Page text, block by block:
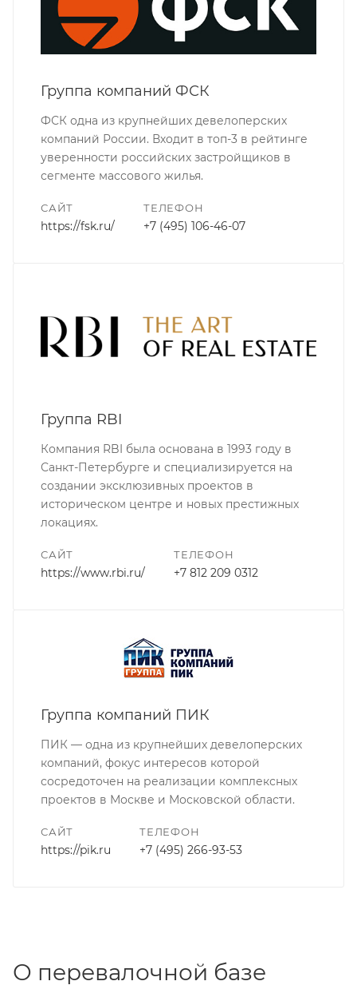
Группа компаний ФСК
ФСК одна из крупнейших девелоперских
компаний России. Входит в топ-3 в рейтинге
уверенности российских застройщиков в
сегменте массового жилья.
САЙТ
https://fsk.ru/
ТЕЛЕФОН
+7 (495) 106-46-07
Группа RBI
Компания RBI была основана в 1993 году в
Санкт-Петербурге и специализируется на
создании эксклюзивных проектов в
историческом центре и новых престижных
локациях.
САЙТ
https://www.rbi.ru/
ТЕЛЕФОН
+7 812 209 0312
Группа компаний ПИК
ПИК — одна из крупнейших девелоперских
компаний, фокус интересов которой
сосредоточен на реализации комплексных
проектов в Москве и Московской области.
САЙТ
https://pik.ru
ТЕЛЕФОН
+7 (495) 266-93-53
О перевалочной базе